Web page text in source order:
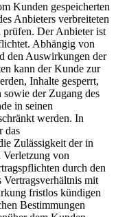
Kunden gespeicherten
Anbieters verbreiteten
Der Anbieter ist
Abhängig von
den Auswirkungen der
kann der Kunde zur
Inhalte gesperrt,
sowie der Zugang des
in seinen
werden. In
das
Zulässigkeit der in
Verletzung von
durch den
mit
fristlos kündigen
Bestimmungen